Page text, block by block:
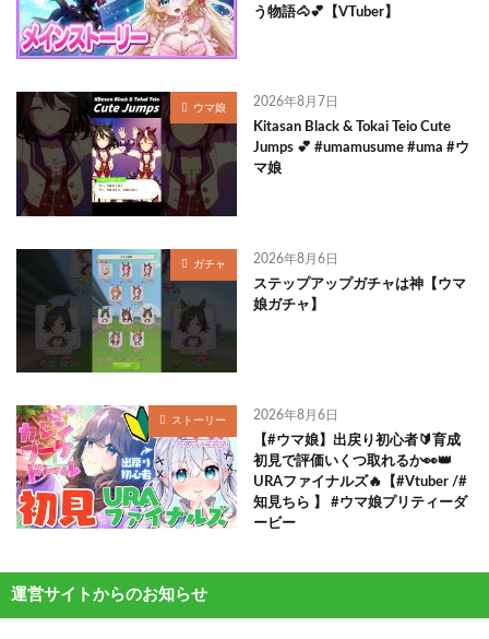
う物語🐴💕【VTuber】
ウマ娘 2026年8月7日
Kitasan Black & Tokai Teio Cute
Jumps 💕 #umamusume #uma #ウ
マ娘
ガチャ 2026年8月6日
ステップアップガチャは神【ウマ
娘ガチャ】
ストーリー 2026年8月6日
【#ウマ娘】出戻り初心者🔰育成
初見で評価いくつ取れるか👀👑
URAファイナルズ🔥【#Vtuber /#
知見ちら 】 #ウマ娘プリティーダ
ービー
運営サイトからのお知らせ